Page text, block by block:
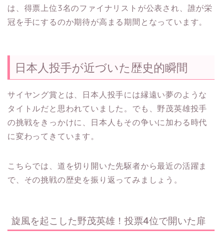
は、得票上位3名のファイナリストが公表され、誰が栄
冠を手にするのか期待が高まる期間となっています。
日本人投手が近づいた歴史的瞬間
サイヤング賞とは、日本人投手には縁遠い夢のような
タイトルだと思われていました。でも、野茂英雄投手
の挑戦をきっかけに、日本人もその争いに加わる時代
に変わってきています。
こちらでは、道を切り開いた先駆者から最近の活躍ま
で、その挑戦の歴史を振り返ってみましょう。
旋風を起こした野茂英雄！投票4位で開いた扉